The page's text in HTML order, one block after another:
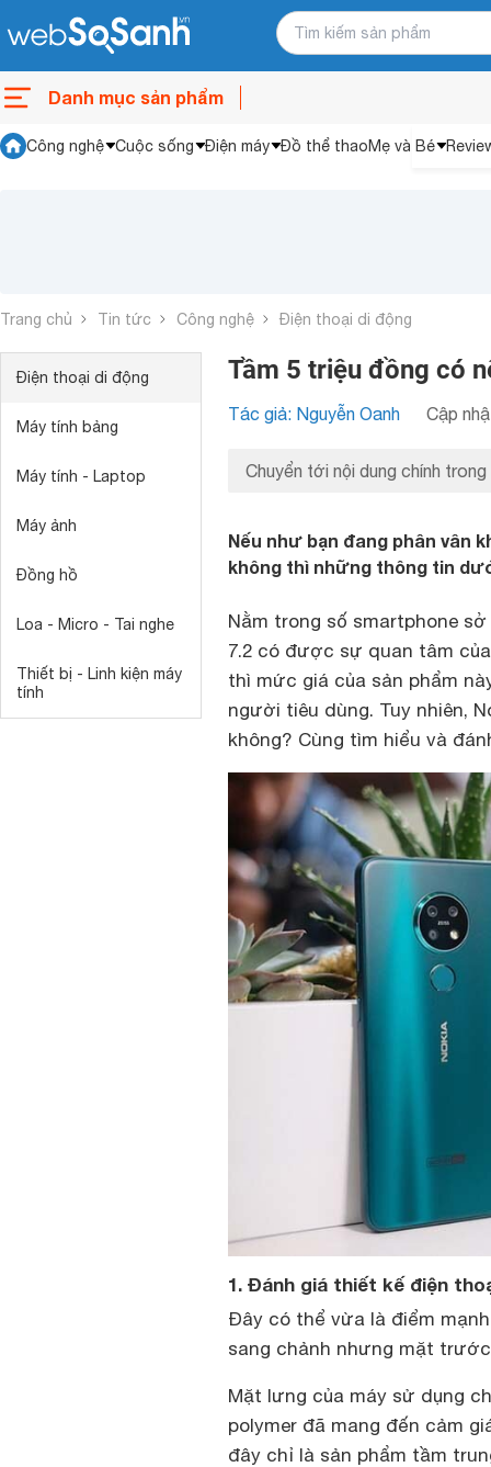
Danh mục sản phẩm
Công nghệ Cuộc sống Điện máy Đồ thể thaoMẹ và Bé
Trang chủ Tin tức Công nghệ Điện thoại di động
Điện thoại di động
Máy tính bảng
Máy tính - Laptop
Máy ảnh
Đồng hồ
Loa - Micro - Tai nghe
Thiết bị - Linh kiện máy
tính
Tầm 5 triệu đồng có
Tác giả: Nguyễn Oanh Cập
Chuyển tới nội dung chính trong
Nếu như bạn đang phân vân
không thì những thông tin
Nằm trong số smartphone
7.2 có được sự quan tâm
thì mức giá của sản phẩm
người tiêu dùng. Tuy nhiên,
không? Cùng tìm hiểu và
1. Đánh giá thiết kế điện
Đây có thể vừa là điểm
sang chảnh nhưng mặt
Mặt lưng của máy sử dụng
polymer đã mang đến cảm
đây chỉ là sản phẩm tầm